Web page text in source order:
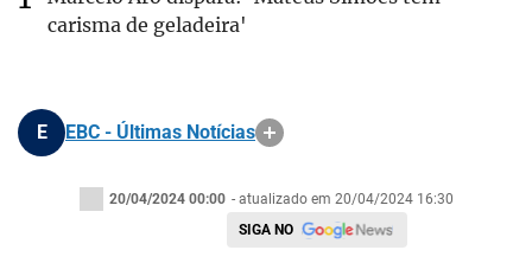
carisma de geladeira'
E EBC - Últimas Notícias
20/04/2024 00:00 - atualizado em 20/04/2024 16:30
SIGA NO